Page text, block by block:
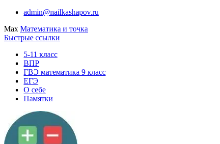
Перейти
содержимому
admin@nailkashapov.ru
Max Математика и точка
Быстрые ссылки
5-11 класс
ВПР
ГВЭ математика 9 класс
ЕГЭ
О себе
Памятки